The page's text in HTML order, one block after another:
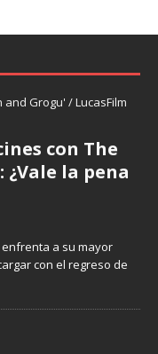
con The
la pena
a su mayor
con el regreso de